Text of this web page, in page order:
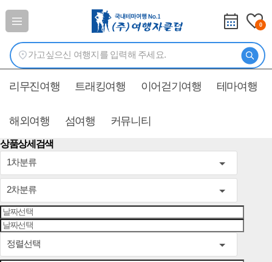
0
리무진여행 트래킹여행 이어걷기여행 테마여행
해외여행 섬여행 커뮤니티
상품상세검색
1차분류
2차분류
정렬선택